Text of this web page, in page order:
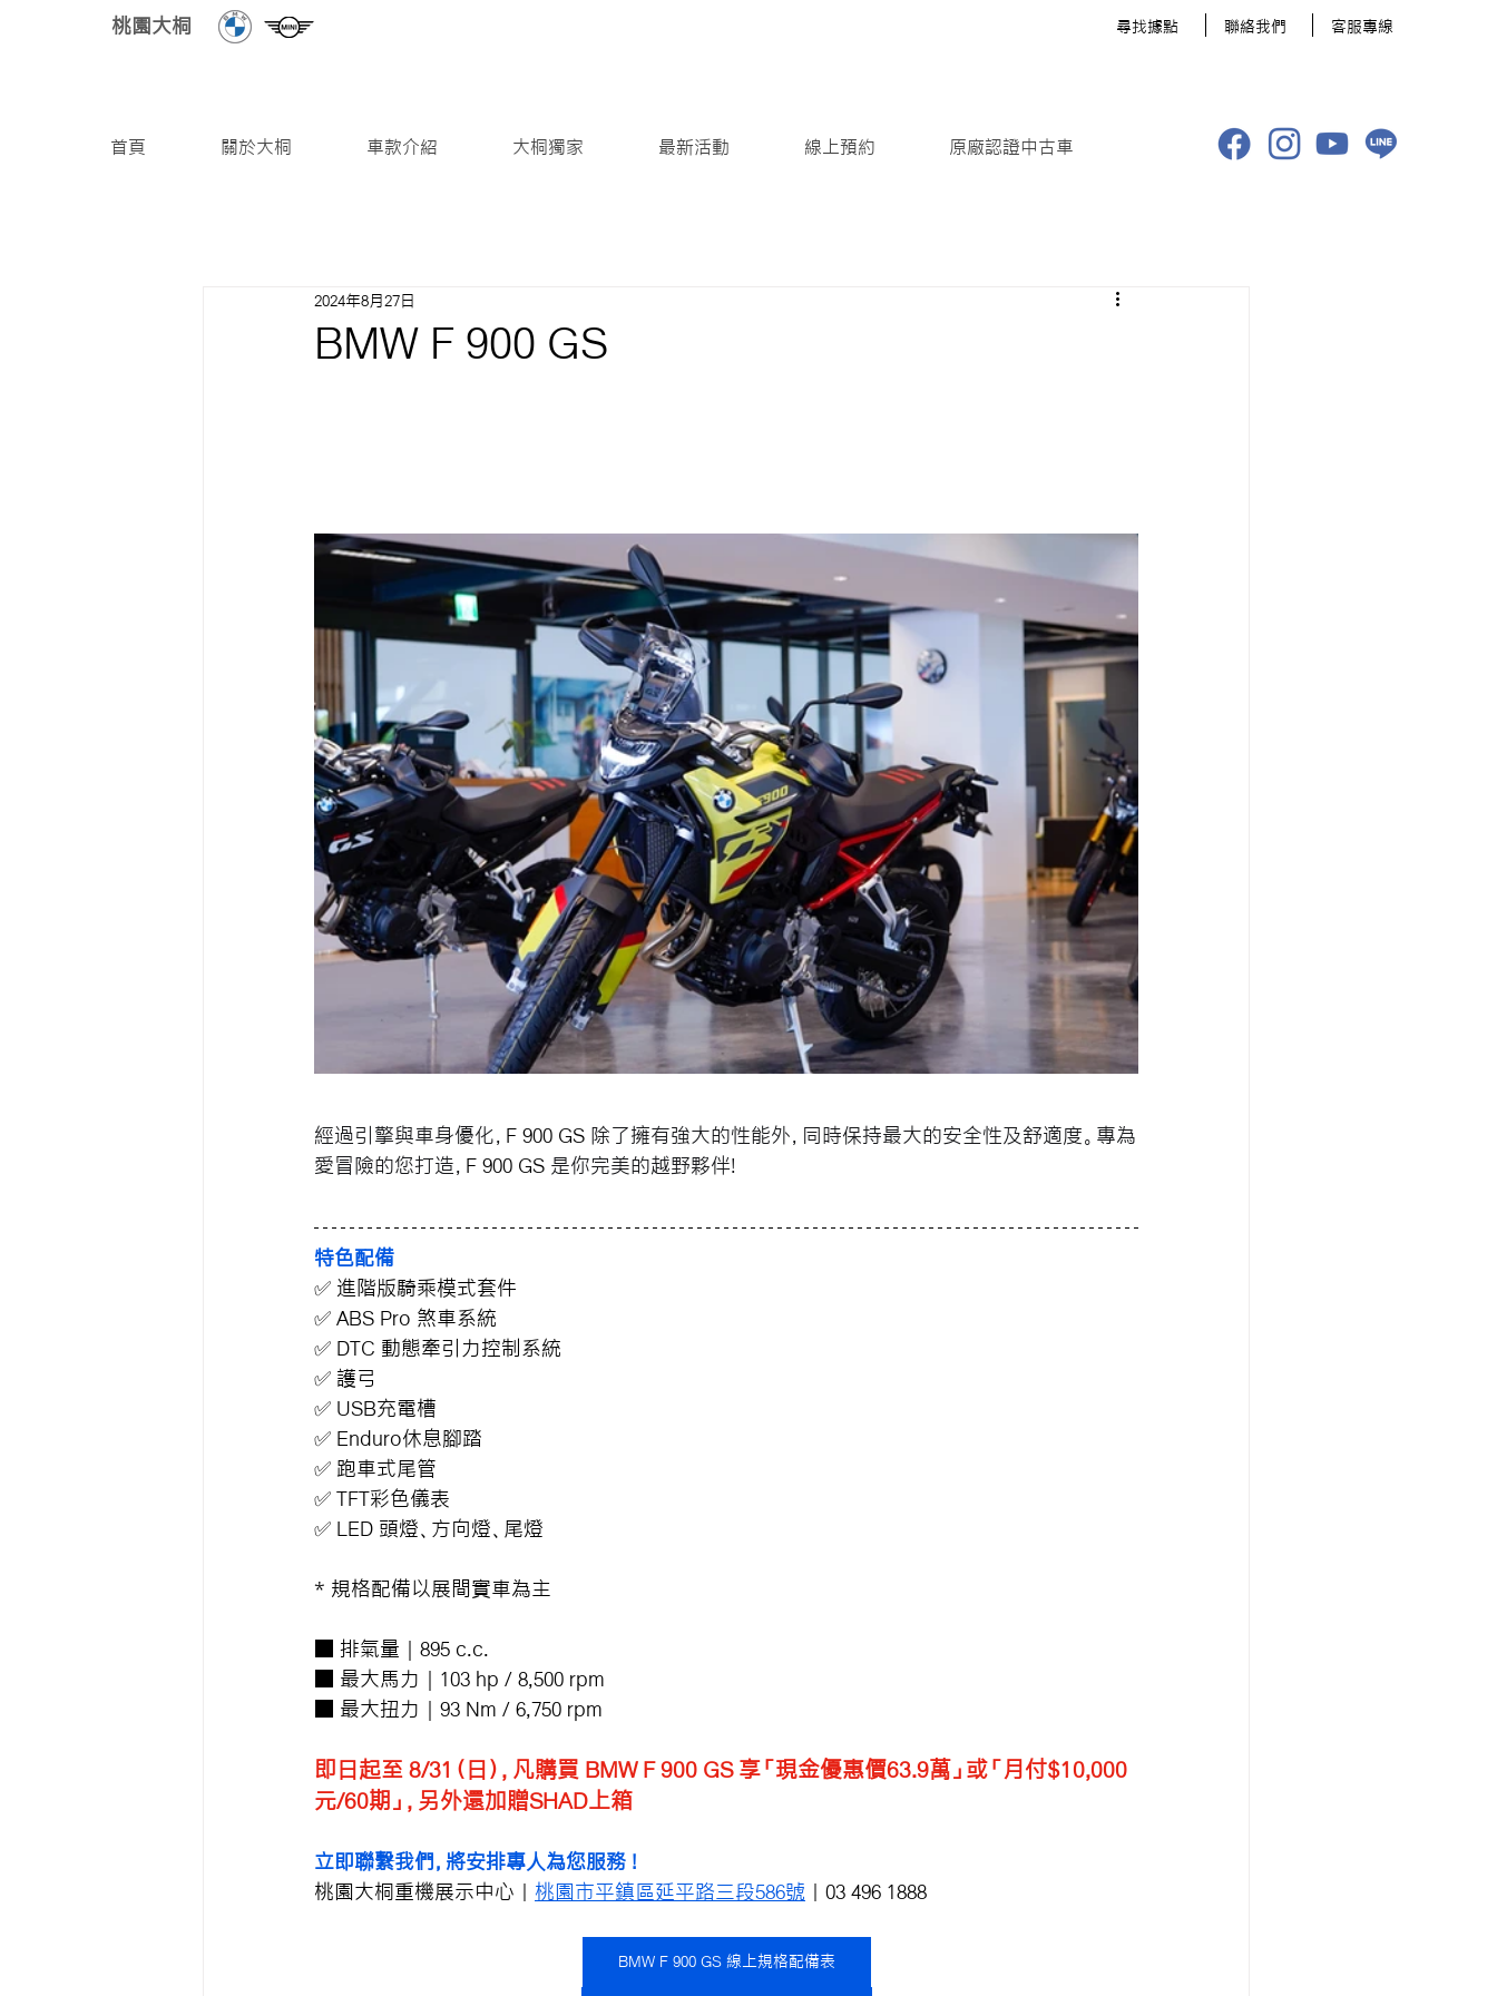
桃園大桐 ​尋找據點 聯絡我們 客服專線
首頁 關於大桐 車款介紹 大桐獨家 最新活動 線上預約 原廠認證中古車
BMW F 900 GS
2024年8月27日
經過引擎與車身優化， F 900 GS 除了擁有強大的性能外，同時保持最大的安全性及舒適度。專為
愛冒險的您打造， F 900 GS 是你完美的越野夥伴!
特色配備
✅ 進階版騎乘模式套件
✅ ABS Pro 煞車系統
✅ DTC 動態牽引力控制系統
✅ 護弓
✅ USB充電槽
✅ Enduro休息腳踏
✅ 跑車式尾管
✅ TFT彩色儀表
✅ LED 頭燈、方向燈、尾燈
* 規格配備以展間實車為主
■ 排氣量 | 895 c.c.
■ 最大馬力 | 103 hp / 8,500 rpm
■ 最大扭力 | 93 Nm / 6,750 rpm
即日起至 8/31（日），凡購買 BMW F 900 GS 享「現金優惠價63.9萬」 或「月付$10,000
元/60期」，另外還加贈SHAD上箱
立即聯繫我們，將安排專人為您服務 !
桃園大桐重機展示中心｜ 桃園市平鎮區延平路三段586號 ｜03 496 1888
BMW F 900 GS 線上規格配備表